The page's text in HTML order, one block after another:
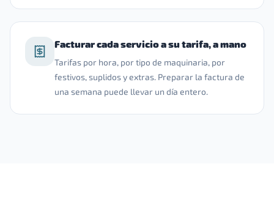
Facturar cada servicio a su tarifa, a mano
Tarifas por hora, por tipo de maquinaria, por
festivos, suplidos y extras. Preparar la factura de
una semana puede llevar un día entero.